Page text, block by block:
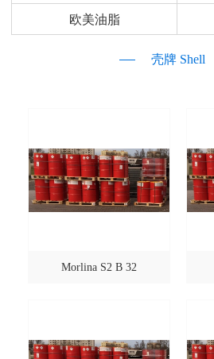
欧美油脂
壳牌 Shell
Morlina S2 B 32